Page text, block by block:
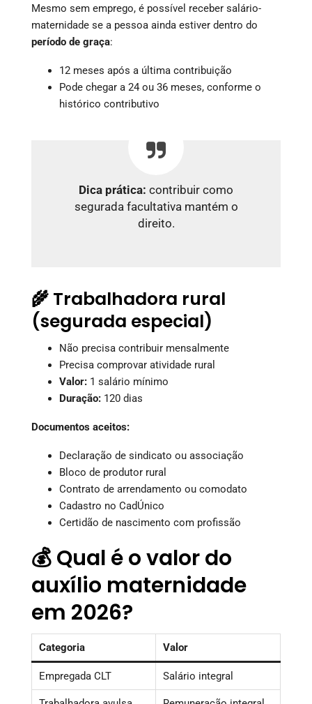
Mesmo sem emprego, é possível receber salário-
maternidade se a pessoa ainda estiver dentro do
período de graça:
12 meses após a última contribuição
Pode chegar a 24 ou 36 meses, conforme o
histórico contributivo
Dica prática: contribuir como
segurada facultativa mantém o
direito.
🌾 Trabalhadora rural
(segurada especial)
Não precisa contribuir mensalmente
Precisa comprovar atividade rural
Valor: 1 salário mínimo
Duração: 120 dias
Documentos aceitos:
Declaração de sindicato ou associação
Bloco de produtor rural
Contrato de arrendamento ou comodato
Cadastro no CadÚnico
Certidão de nascimento com profissão
💰 Qual é o valor do
auxílio maternidade
em 2026?
Categoria Valor
Empregada CLT Salário integral